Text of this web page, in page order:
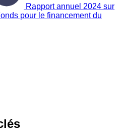
Rapport annuel 2024 sur
pour le financement du